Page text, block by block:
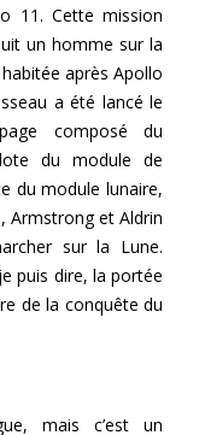
11. Cette mission
un homme sur la
après Apollo
a été lancé le
composé du
du module de
du module lunaire,
Armstrong et Aldrin
sur la Lune.
puis dire, la portée
de la conquête du
mais c’est un